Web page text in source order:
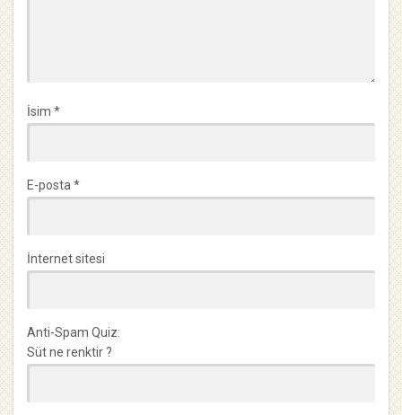
İsim *
E-posta *
İnternet sitesi
Anti-Spam Quiz:
Süt ne renktir ?